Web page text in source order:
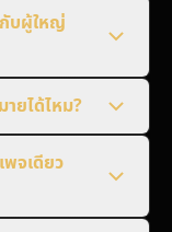
กับผู้ใหญ่
ยได้ไหม?
จเดียว